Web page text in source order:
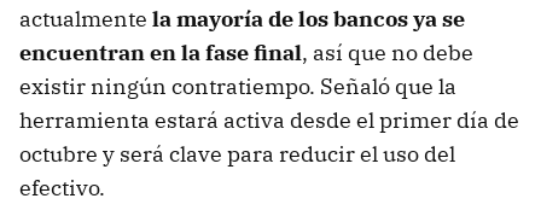
actualmente la mayoría de los bancos ya se
encuentran en la fase final, así que no debe
existir ningún contratiempo. Señaló que la
herramienta estará activa desde el primer día de
octubre y será clave para reducir el uso del
efectivo.